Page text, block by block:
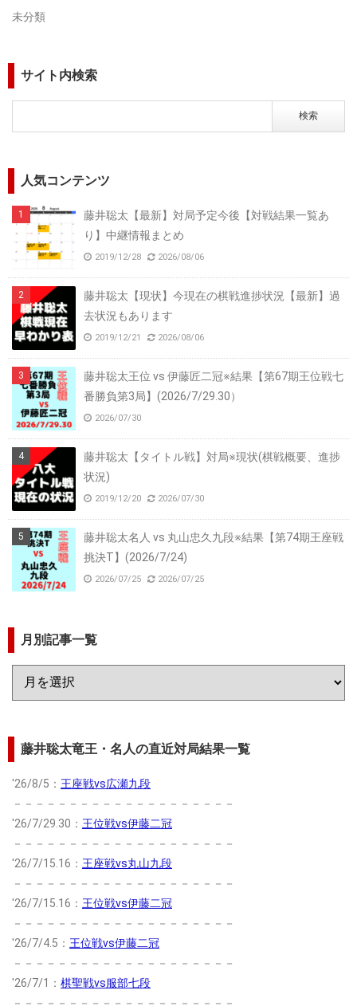
未分類
サイト内検索
人気コンテンツ
藤井聡太【最新】対局予定今後【対戦結果一覧あ
り】中継情報まとめ
2019/12/28 2026/08/06
藤井聡太【現状】今現在の棋戦進捗状況【最新】過
去状況もあります
2019/12/21 2026/08/06
藤井聡太王位 vs 伊藤匠二冠※結果【第67期王位戦七
番勝負第3局】(2026/7/29.30）
2026/07/30
藤井聡太【タイトル戦】対局※現状(棋戦概要、進捗
状況)
2019/12/20 2026/07/30
藤井聡太名人 vs 丸山忠久九段※結果【第74期王座戦
挑決T】(2026/7/24)
2026/07/25 2026/07/25
月別記事一覧
藤井聡太竜王・名人の直近対局結果一覧
'26/8/5： 王座戦vs広瀬九段
－－－－－－－－－－－－－－－－－－－－
'26/7/29.30： 王位戦vs伊藤二冠
－－－－－－－－－－－－－－－－－－－－
'26/7/15.16： 王座戦vs丸山九段
－－－－－－－－－－－－－－－－－－－－
'26/7/15.16： 王位戦vs伊藤二冠
－－－－－－－－－－－－－－－－－－－－
'26/7/4.5： 王位戦vs伊藤二冠
－－－－－－－－－－－－－－－－－－－－
'26/7/1： 棋聖戦vs服部七段
－－－－－－－－－－－－－－－－－－－－